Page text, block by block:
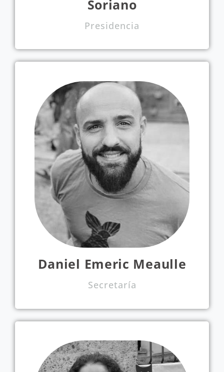
Soriano
Presidencia
Daniel Emeric Meaulle
Secretaría